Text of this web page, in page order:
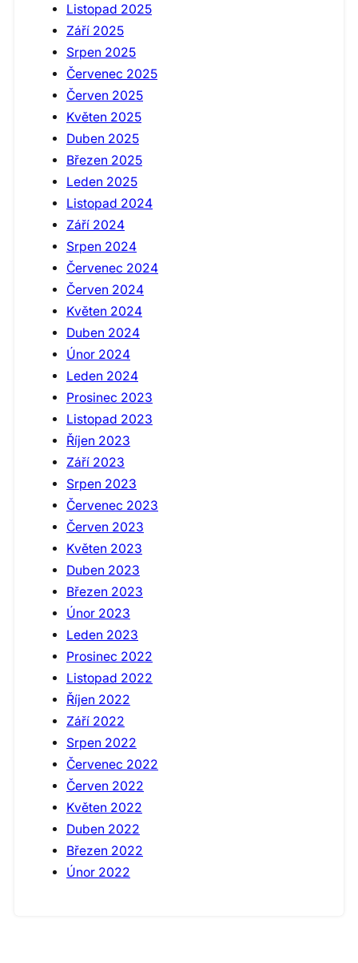
Listopad 2025
Září 2025
Srpen 2025
Červenec 2025
Červen 2025
Květen 2025
Duben 2025
Březen 2025
Leden 2025
Listopad 2024
Září 2024
Srpen 2024
Červenec 2024
Červen 2024
Květen 2024
Duben 2024
Únor 2024
Leden 2024
Prosinec 2023
Listopad 2023
Říjen 2023
Září 2023
Srpen 2023
Červenec 2023
Červen 2023
Květen 2023
Duben 2023
Březen 2023
Únor 2023
Leden 2023
Prosinec 2022
Listopad 2022
Říjen 2022
Září 2022
Srpen 2022
Červenec 2022
Červen 2022
Květen 2022
Duben 2022
Březen 2022
Únor 2022